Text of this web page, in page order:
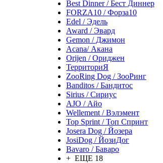
Best Dinner / Бест Диннер
FORZA10 / Форза10
Edel / Эдель
Award / Эвард
Gemon / Джимон
Acana/ Акана
Orijen / Ориджен
ТерриториЯ
ZooRing Dog / ЗооРинг
Banditos / Бандитос
Sirius / Сириус
AJO / Айо
Wellement / Вэлэмент
Top Sprint / Топ Спринт
Josera Dog / Йозера
JosiDog / ЙозиДог
Bavaro / Баваро
+ ЕЩЕ 18